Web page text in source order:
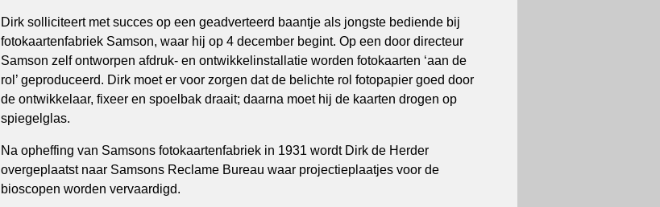
Dirk solliciteert met succes op een geadverteerd baantje als jongste bediende bij
fotokaartenfabriek Samson, waar hij op 4 december begint. Op een door directeur
Samson zelf ontworpen afdruk- en ontwikkelinstallatie worden fotokaarten ‘aan de
rol’ geproduceerd. Dirk moet er voor zorgen dat de belichte rol fotopapier goed door
de ontwikkelaar, fixeer en spoelbak draait; daarna moet hij de kaarten drogen op
spiegelglas.
Na opheffing van Samsons fotokaartenfabriek in 1931 wordt Dirk de Herder
overgeplaatst naar Samsons Reclame Bureau waar projectieplaatjes voor de
bioscopen worden vervaardigd.